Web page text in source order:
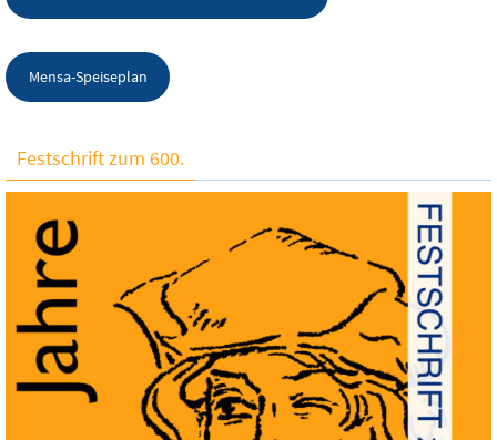
Mensa-Speiseplan
Festschrift zum 600.